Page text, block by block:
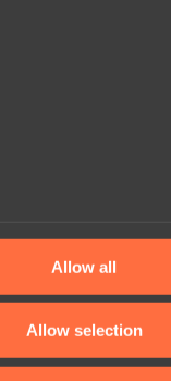
your use of our
Allow all
Allow selection